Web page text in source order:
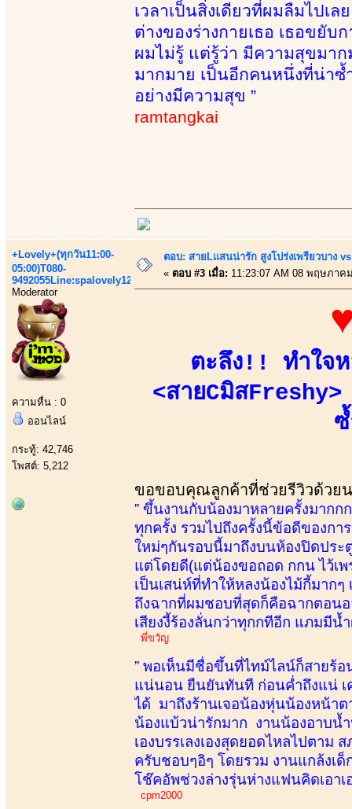
เวลาเป็นสิ่งเดียวที่ผมลืมไปเ
ต่างของร่างกายเธอ เธอขยับ
ผมไม่รู้ แต่รู้ว่า มีความสุขมา
มากมาย เป็นอีกคนหนึ่งที่น่า
อย่างมีความสุข ”
ramtangkai
+Lovely+(ทุกวัน11:00-
05:00)T080-
9492055Line:spalovely123
Moderator
ความหื่น : 0
ออนไลน์
กระทู้: 42,746
โพสต์: 5,212
ตอบ: สายLแสนน่ารัก สูงโปร่งเพรียวบาง
« ตอบ #3 เมื่อ: 11:23:07 AM 08 พฤษภาค
ตะลึง!! ทำใจ
<สายCมิส
ขอขอบคุณลูกค้าที่ช่วยรีวิวด้วย
” ขึ้นงานกับน้องมาหลายครั้งมาก
ทุกครั้ง รวมไปถึงครั้งนี้ข้อดีของก
ใหม่ๆกันรอบนี้มาถึงบนห้องปิดประ
แต่โดยดี(แต่น้องขอถอด กกน ไว้เพ
เป็นเสน่ห์ที่ทำให้หลงน้องไม้กี้มาก
ถึงฉากที่ผมชอบที่สุดก็คือฉากตอน
เสียงงี้ร้องลั่นกว่าทุกกทีอีก แภมมี
พี่ขวัญ
” พอเห็นมีชื่อขึ้นที่ไทม์ไลน์ก็สายร้
แน่นอน ยืนยันทันที ก่อนค่ำถึงแน่
ได้ มาถึงร้านเจอน้องหุ่นน้องหน้า
น้องแบ้วน่ารักมาก งานน้องอาบน้ำ
เองบรรเลงเองสุดยอดไหลไปตาม
ครับชอบๆอิๆ โดยรวม งานแกล้ง
โช๊คอัพช่วงล่างรุ่นห่างแฟนคิดเอา
cpm2000